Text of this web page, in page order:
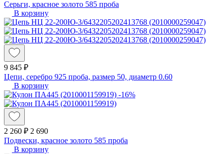
Серьги, красное золото 585 проба
В корзину
9 845 ₽
Цепи, серебро 925 проба, размер 50, диаметр 0.60
В корзину
-16%
2 260 ₽ 2 690
Подвески, красное золото 585 проба
В корзину